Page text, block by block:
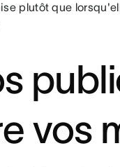
plutôt que
vos